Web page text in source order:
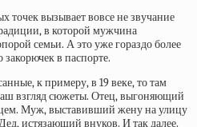
точек вызывает вовсе не звучание
в которой мужчина
семьи. А это уже гораздо более
закорючек в паспорте.
к примеру, в 19 веке, то там
взгляд сюжеты. Отец, выгоняющий
Муж, выставивший жену на улицу
истязающий внуков. И так далее.